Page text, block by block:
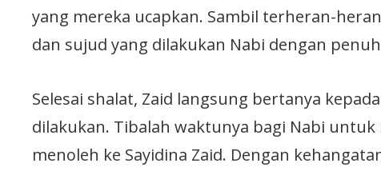
yang mereka ucapkan. Sambil terheran-
dan sujud yang dilakukan Nabi dengan
Selesai shalat, Zaid langsung bertanya
dilakukan. Tibalah waktunya bagi Nabi
menoleh ke Sayidina Zaid. Dengan